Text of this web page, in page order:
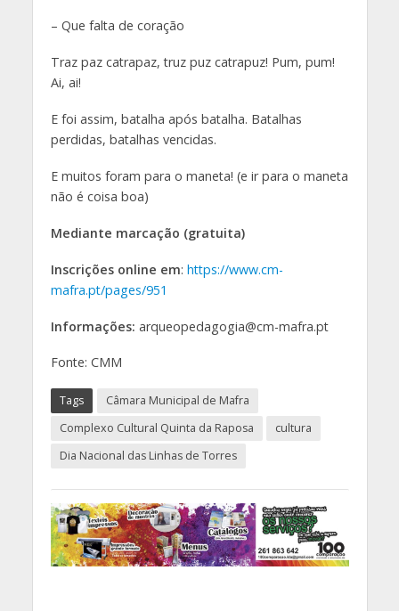
– Que falta de coração
Traz paz catrapaz, truz puz catrapuz! Pum, pum!
Ai, ai!
E foi assim, batalha após batalha. Batalhas
perdidas, batalhas vencidas.
E muitos foram para o maneta! (e ir para o maneta
não é coisa boa)
Mediante marcação (gratuita)
Inscrições online em: https://www.cm-
mafra.pt/pages/951
Informações: arqueopedagogia@cm-mafra.pt
Fonte: CMM
Tags
Câmara Municipal de Mafra
Complexo Cultural Quinta da Raposa
cultura
Dia Nacional das Linhas de Torres